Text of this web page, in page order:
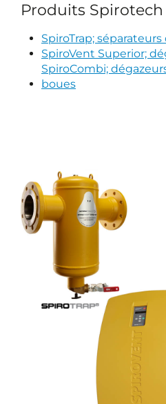
Produits
SpiroTrap;
SpiroVent Superior;
SpiroCombi;
boues